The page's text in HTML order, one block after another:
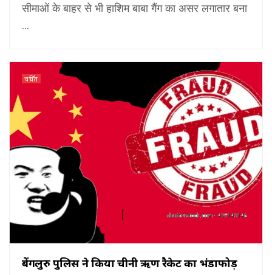
सीमाओं के बाहर से भी हाशिम बाबा गैंग का असर लगातार बना
...
चर्चित
बेंगलुरु पुलिस ने किया चीनी ऋण रैकेट का भंडाफोड़